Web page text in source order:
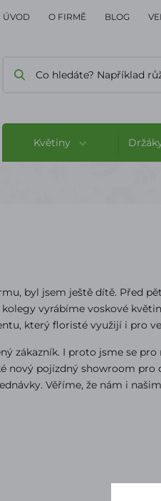
ÚVOD O FIRMĚ BLOG
Květiny
byl jsem ještě dítě. Před
vyrábíme voskové
který floristé využijí i pro
zákazník. I proto jsme se
nový pojízdný showroom
Věříme, že nám i